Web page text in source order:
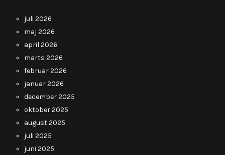
juli 2026
maj 2026
april 2026
marts 2026
februar 2026
januar 2026
december 2025
oktober 2025
august 2025
juli 2025
juni 2025